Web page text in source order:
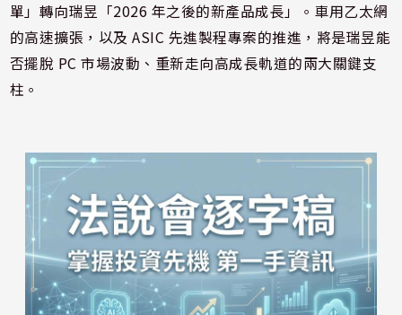
單」轉向瑞昱「2026 年之後的新產品成長」。車用乙太網
的高速擴張，以及 ASIC 先進製程專案的推進，將是瑞昱能
否擺脫 PC 市場波動、重新走向高成長軌道的兩大關鍵支
柱。